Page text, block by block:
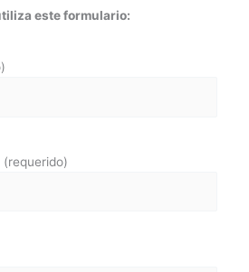
este formulario: